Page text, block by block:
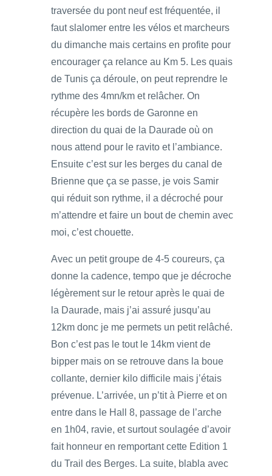
traversée du pont neuf est fréquentée, il
faut slalomer entre les vélos et marcheurs
du dimanche mais certains en profite pour
encourager ça relance au Km 5. Les quais
de Tunis ça déroule, on peut reprendre le
rythme des 4mn/km et relâcher. On
récupère les bords de Garonne en
direction du quai de la Daurade où on
nous attend pour le ravito et l’ambiance.
Ensuite c’est sur les berges du canal de
Brienne que ça se passe, je vois Samir
qui réduit son rythme, il a décroché pour
m’attendre et faire un bout de chemin avec
moi, c’est chouette.
Avec un petit groupe de 4-5 coureurs, ça
donne la cadence, tempo que je décroche
légèrement sur le retour après le quai de
la Daurade, mais j’ai assuré jusqu’au
12km donc je me permets un petit relâché.
Bon c’est pas le tout le 14km vient de
bipper mais on se retrouve dans la boue
collante, dernier kilo difficile mais j’étais
prévenue. L’arrivée, un p’tit à Pierre et on
entre dans le Hall 8, passage de l’arche
en 1h04, ravie, et surtout soulagée d’avoir
fait honneur en remportant cette Edition 1
du Trail des Berges. La suite, blabla avec